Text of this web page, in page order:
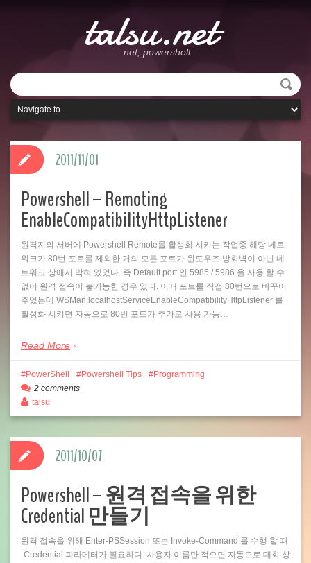
talsu.net
.net, powershell
Powershell – Remoting
EnableCompatibilityHttpListener
원격지의 서버에 Powershell Remote를 활성화 시키는 작업중 해당 네트
워크가 80번 포트를 제외한 거의 모든 포트가 윈도우즈 방화벽이 아닌 네
트워크 상에서 막혀 있었다. 즉 Default port 인 5985 / 5986 을 사용 할 수
없어 원격 접속이 불가능한 경우 였다. 이때 포트를 직접 80번으로 바꾸어
주었는데 WSMan:localhostServiceEnableCompatibilityHttpListener 를
활성화 시키면 자동으로 80번 포트가 추가로 사용 가능…
Read More
2011/11/01
PowerShell Powershell Tips
Programming
2 comments
talsu
Powershell – 원격 접속을 위한
Credential 만들기
원격 접속을 위해 Enter-PSSession 또는 Invoke-Command 를 수행 할 때
-Credential 파라메터가 필요하다. 사용자 이름만 적으면 자동으로 대화 상
2011/10/07